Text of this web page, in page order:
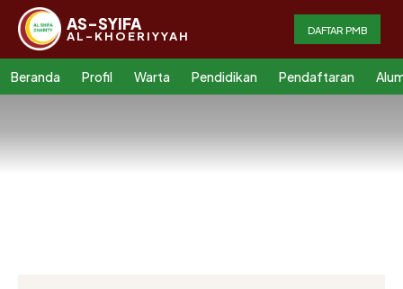
AS-SYIFA
AL-KHOERIYYAH DAFTAR PMB
Beranda Profil Warta Pendidikan Pendaftaran